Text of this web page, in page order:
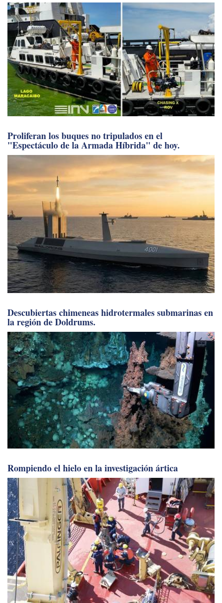
Proliferan los buques no tripulados en el
"Espectáculo de la Armada Híbrida" de hoy.
Descubiertas chimeneas hidrotermales submarinas en
la región de Doldrums.
Rompiendo el hielo en la investigación ártica